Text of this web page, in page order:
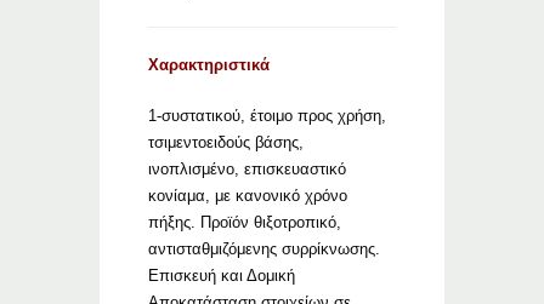
Χαρακτηριστικά
1-συστατικού, έτοιμο προς χρήση,
τσιμεντοειδούς βάσης,
ινοπλισμένο, επισκευαστικό
κονίαμα, με κανονικό χρόνο
πήξης. Προϊόν θιξοτροπικό,
αντισταθμιζόμενης συρρίκνωσης.
Επισκευή και Δομική